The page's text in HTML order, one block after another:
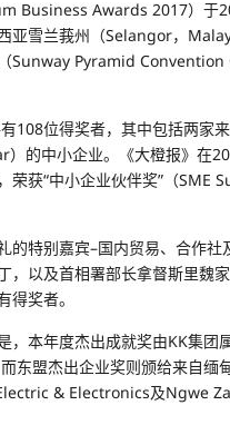
Business Awards 2017）于
亚雪兰莪州（Selangor，
Sunway Pyramid Convention
108位得奖者，其中包括两家
）的中小企业。《大橙报》在
荣获“中小企业伙伴奖”（SME
的特别嘉宾–国内贸易、合作社
，以及首相署部长拿督斯里魏
得奖者。
，本年度杰出成就奖由KK集团
东盟杰出企业奖则颁给来自缅
& Electronics及Ngwe